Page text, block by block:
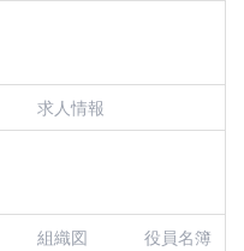
求人情報
組織図 役員名簿